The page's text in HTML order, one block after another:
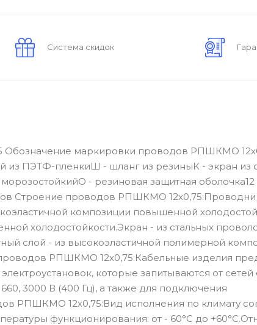
Система скидок
маркировки проводов РПШКМО
из ПЭТФ-пленкиШ - шланг из резиныК - экран из
- резиновая защитная оболочка12
Строение проводов РПШКМО
композиции повышенной
холодостойкости.Экран - из стальных
слой - из высокоэластичной полимерной
РПШКМО 12х0,75:Кабельные изделия
которые запитываются от
3000 В (400 Гц), а также для подключения
РПШКМО 12х0,75:Вид исполнения по климату
функционирования: от - 60°С до